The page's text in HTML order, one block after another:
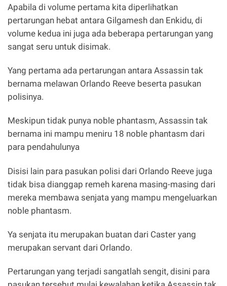
Apabila di volume pertama kita diperlihatkan
pertarungan hebat antara Gilgamesh dan Enkidu, di
volume kedua ini juga ada beberapa pertarungan yang
sangat seru untuk disimak.
Yang pertama ada pertarungan antara Assassin tak
bernama melawan Orlando Reeve beserta pasukan
polisinya.
Meskipun tidak punya noble phantasm, Assassin tak
bernama ini mampu meniru 18 noble phantasm dari
para pendahulunya
Disisi lain para pasukan polisi dari Orlando Reeve juga
tidak bisa dianggap remeh karena masing-masing dari
mereka membawa senjata yang mampu mengeluarkan
noble phantasm.
Ya senjata itu merupakan buatan dari Caster yang
merupakan servant dari Orlando.
Pertarungan yang terjadi sangatlah sengit, disini para